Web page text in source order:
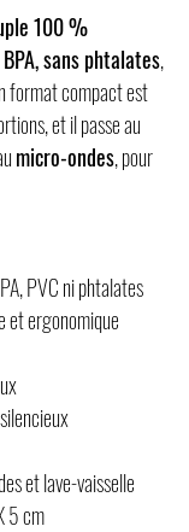
100 %
sans phtalates,
format compact est
et il passe au
micro-ondes, pour
PVC ni phtalates
et ergonomique
et lave-vaisselle
5 cm